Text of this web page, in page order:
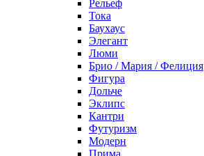
Рельеф
Тока
Баухаус
Элегант
Люми
Брио / Мария / Фелиция
Фигура
Дольче
Эклипс
Кантри
Футуризм
Модерн
Прима